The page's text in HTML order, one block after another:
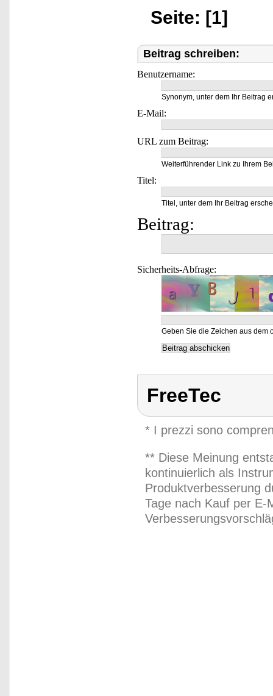
Seite: [1]
Beitrag schreiben:
Benutzername:
Synonym, unter dem Ihr Beitrag
E-Mail:
URL zum Beitrag:
Weiterführender Link zu Ihrem
Titel:
Titel, unter dem Ihr Beitrag
Beitrag:
Sicherheits-Abfrage:
Geben Sie die Zeichen aus dem
FreeTec
* I prezzi sono
** Diese Meinung
kontinuierlich als
Produktverbesserung
Tage nach Kauf per E-